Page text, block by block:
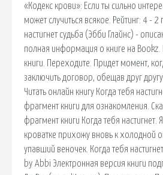
«Кодекс крови»: Если ты сильно
может случиться всякое. Рейтинг: 4 - 2
настигнет судьба (Эбби Глайнс) -
полная информация о книге на
книги. Переходите. Придет момент,
заключить договор, обещав друг
Читать онлайн книгу Когда тебя
фрагмент книги для ознакомления.
фрагмент книги Когда тебя настигнет.
кроватке прихожу вновь к холодной
упавший веночек. Когда тебя настигнет
by Abbi Электронная версия книги